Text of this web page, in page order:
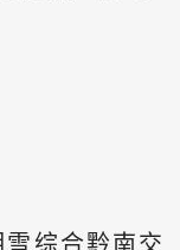
综合黔南交